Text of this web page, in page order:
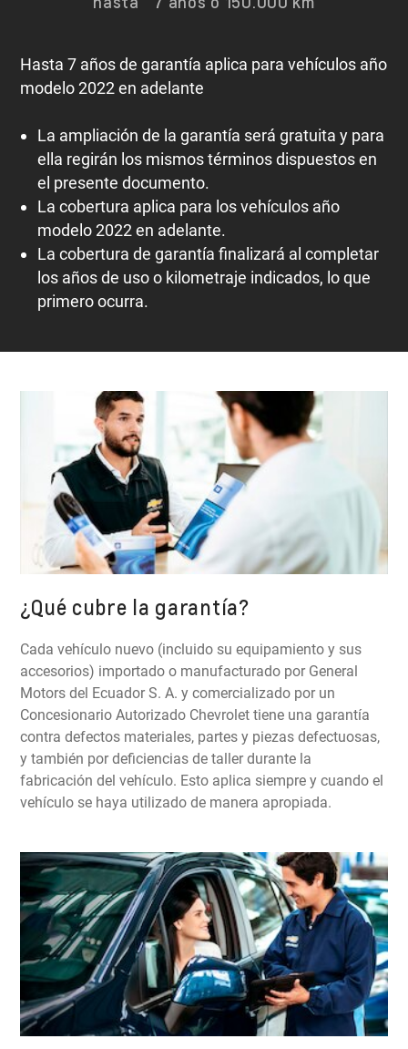
Hasta 7 años de garantía aplica para vehículos año
modelo 2022 en adelante
La ampliación de la garantía será gratuita y para
ella regirán los mismos términos dispuestos en
el presente documento.
La cobertura aplica para los vehículos año
modelo 2022 en adelante.
La cobertura de garantía finalizará al completar
los años de uso o kilometraje indicados, lo que
primero ocurra.
¿Qué cubre la garantía?
Cada vehículo nuevo (incluido su equipamiento y sus
accesorios) importado o manufacturado por General
Motors del Ecuador S. A. y comercializado por un
Concesionario Autorizado Chevrolet tiene una garantía
contra defectos materiales, partes y piezas defectuosas,
y también por deficiencias de taller durante la
fabricación del vehículo. Esto aplica siempre y cuando el
vehículo se haya utilizado de manera apropiada.